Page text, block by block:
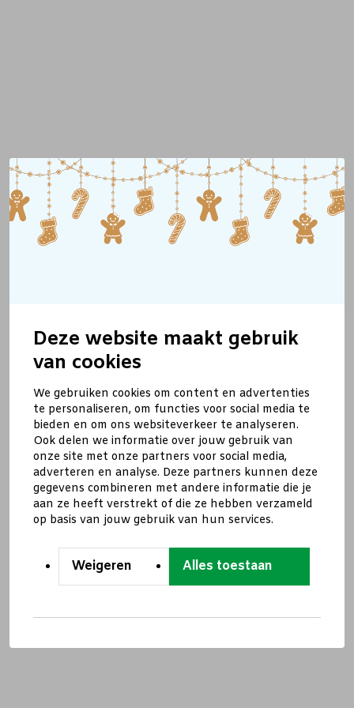
Deze website maakt gebruik
van cookies
We gebruiken cookies om content en advertenties
te personaliseren, om functies voor social media te
bieden en om ons websiteverkeer te analyseren.
Ook delen we informatie over jouw gebruik van
onze site met onze partners voor social media,
adverteren en analyse. Deze partners kunnen deze
gegevens combineren met andere informatie die je
aan ze heeft verstrekt of die ze hebben verzameld
op basis van jouw gebruik van hun services.
Weigeren Alles toestaan